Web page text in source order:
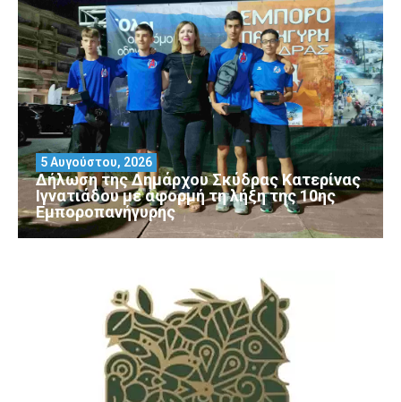
Δήλωση της Δημάρχου Σκύδρας Κατερίνας
Ιγνατιάδου με αφορμή τη λήξη της 10ης
Εμποροπανήγυρης
5 Αυγούστου, 2026